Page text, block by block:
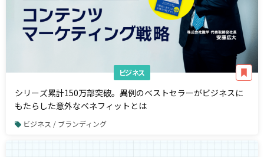
ビジネス
シリーズ累計150万部突破。異例のベストセラーがビジネスに
もたらした意外なベネフィットとは
ビジネス / ブランディング